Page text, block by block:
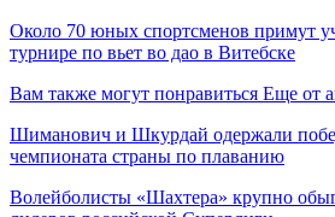
Около 70 юных спортсменов примут
турнире по вьет во дао в Витебске
Вам также могут понравиться Еще от
Шиманович и Шкурдай одержали
чемпионата страны по плаванию
Волейболисты «Шахтера» крупно